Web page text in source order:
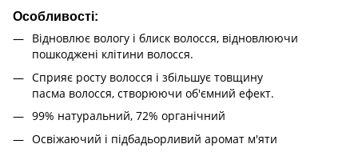
Особливості:
Відновлює вологу і блиск волосся, відновлюючи
пошкоджені клітини волосся.
Сприяє росту волосся і збільшує товщину
пасма волосся, створюючи об'ємний ефект.
99% натуральний, 72% органічний
Освіжаючий і підбадьорливий аромат м'яти